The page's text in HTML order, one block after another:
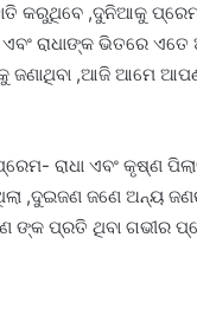
କରୁଥିବେ ,ଦୁନିଆକୁ
ରାଧାଙ୍କ ଭିତରେ
ଜଣାଥିବା ,ଆଜି ଆମେ
ରାଧା ଏବଂ କୃଷ୍ଣ
,ଦୁଇଜଣ ଜଣେ ଅନ୍ୟ
ଙ୍କ ପ୍ରତି ଥିବା ଗଭୀର